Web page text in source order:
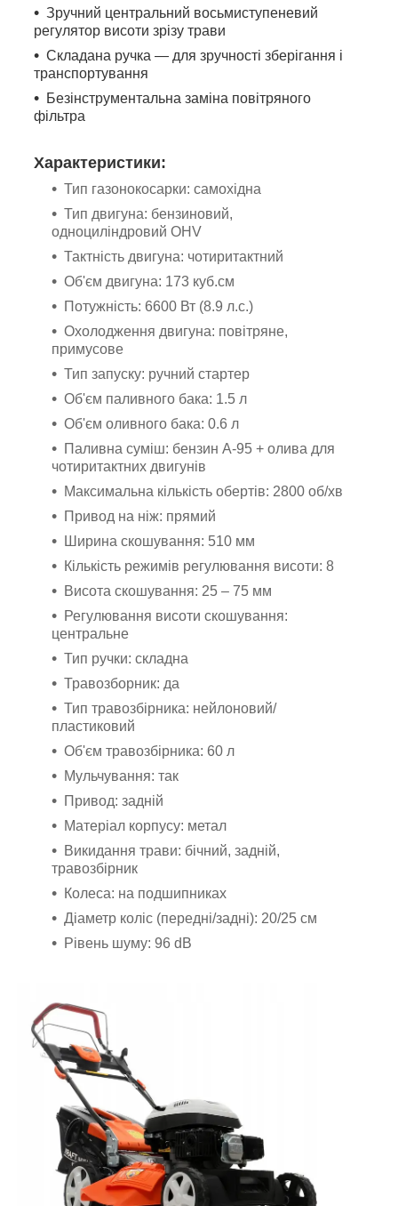
Зручний центральний восьмиступеневий
регулятор висоти зрізу трави
Складана ручка — для зручності зберігання і
транспортування
Безінструментальна заміна повітряного
фільтра
Характеристики:
Тип газонокосарки: самохідна
Тип двигуна: бензиновий,
одноциліндровий OHV
Тактність двигуна: чотиритактний
Об'єм двигуна: 173 куб.см
Потужність: 6600 Вт (8.9 л.с.)
Охолодження двигуна: повітряне,
примусове
Тип запуску: ручний стартер
Об'єм паливного бака: 1.5 л
Об'єм оливного бака: 0.6 л
Паливна суміш: бензин А-95 + олива для
чотиритактних двигунів
Максимальна кількість обертів: 2800 об/хв
Привод на ніж: прямий
Ширина скошування: 510 мм
Кількість режимів регулювання висоти: 8
Висота скошування: 25 – 75 мм
Регулювання висоти скошування:
центральне
Тип ручки: складна
Травозборник: да
Тип травозбірника: нейлоновий/
пластиковий
Об'єм травозбірника: 60 л
Мульчування: так
Привод: задній
Матеріал корпусу: метал
Викидання трави: бічний, задній,
травозбірник
Колеса: на подшипниках
Діаметр коліс (передні/задні): 20/25 см
Рівень шуму: 96 dB